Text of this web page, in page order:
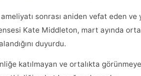
ameliyatı sonrası aniden vefat eden
Kate Middleton, mart ayında
duyurdu.
katılmayan ve ortalıkta